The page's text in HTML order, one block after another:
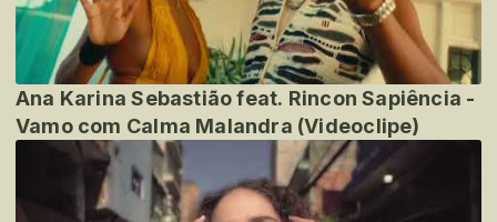
Ana Karina Sebastião feat. Rincon Sapiência -
Vamo com Calma Malandra (Videoclipe)